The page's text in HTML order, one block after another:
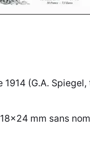
1914 (G.A.
mm sans